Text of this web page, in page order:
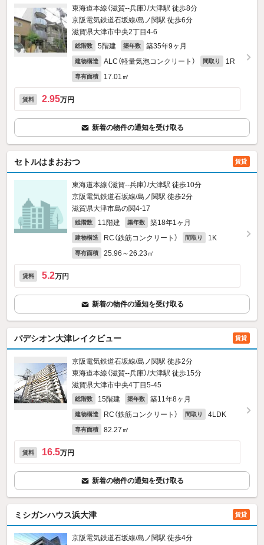
東海道本線（滋賀--兵庫）/大津駅 徒歩8分
京阪電気鉄道石坂線/島ノ関駅 徒歩6分
滋賀県大津市中央2丁目4-6
総階数 5階建 築年数 築35年9ヶ月
建物構造 ALC（軽量気泡コンクリート） 間取り 1R
専有面積 17.01㎡
賃料 2.95万円
新着の物件の通知を受け取る
セトルはまおおつ 賃貸
東海道本線（滋賀--兵庫）/大津駅 徒歩10分
京阪電気鉄道石坂線/島ノ関駅 徒歩2分
滋賀県大津市島の関4-17
総階数 11階建 築年数 築18年1ヶ月
建物構造 RC（鉄筋コンクリート） 間取り 1K
専有面積 25.96～26.23㎡
賃料 5.2万円
新着の物件の通知を受け取る
パデシオン大津レイクビュー 賃貸
京阪電気鉄道石坂線/島ノ関駅 徒歩2分
東海道本線（滋賀--兵庫）/大津駅 徒歩15分
滋賀県大津市中央4丁目5-45
総階数 15階建 築年数 築11年8ヶ月
建物構造 RC（鉄筋コンクリート） 間取り 4LDK
専有面積 82.27㎡
賃料 16.5万円
新着の物件の通知を受け取る
ミシガンハウス浜大津 賃貸
京阪電気鉄道石坂線/島ノ関駅 徒歩4分